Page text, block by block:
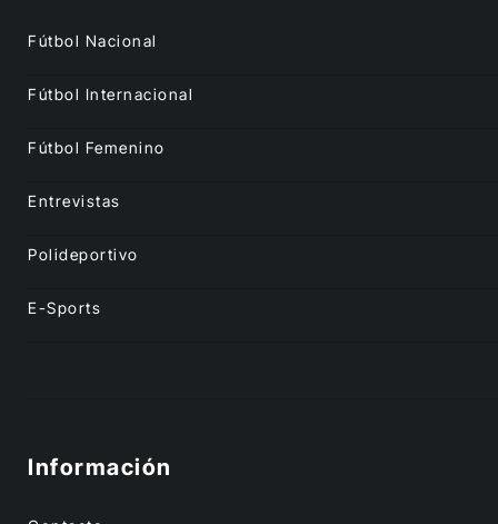
Fútbol Nacional
Fútbol Internacional
Fútbol Femenino
Entrevistas
Polideportivo
E-Sports
Información